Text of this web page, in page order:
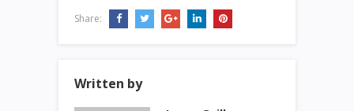
Share:
Written by